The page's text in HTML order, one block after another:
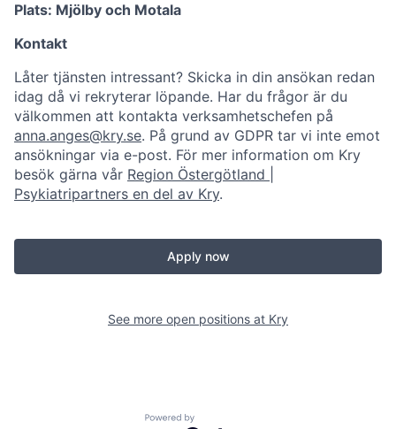
Plats: Mjölby och Motala
Kontakt
Låter tjänsten intressant? Skicka in din ansökan redan
idag då vi rekryterar löpande. Har du frågor är du
välkommen att kontakta verksamhetschefen på
anna.anges@kry.se. På grund av GDPR tar vi inte emot
ansökningar via e-post. För mer information om Kry
besök gärna vår Region Östergötland |
Psykiatripartners en del av Kry.
Apply now
See more open positions at Kry
Powered by Getro.com